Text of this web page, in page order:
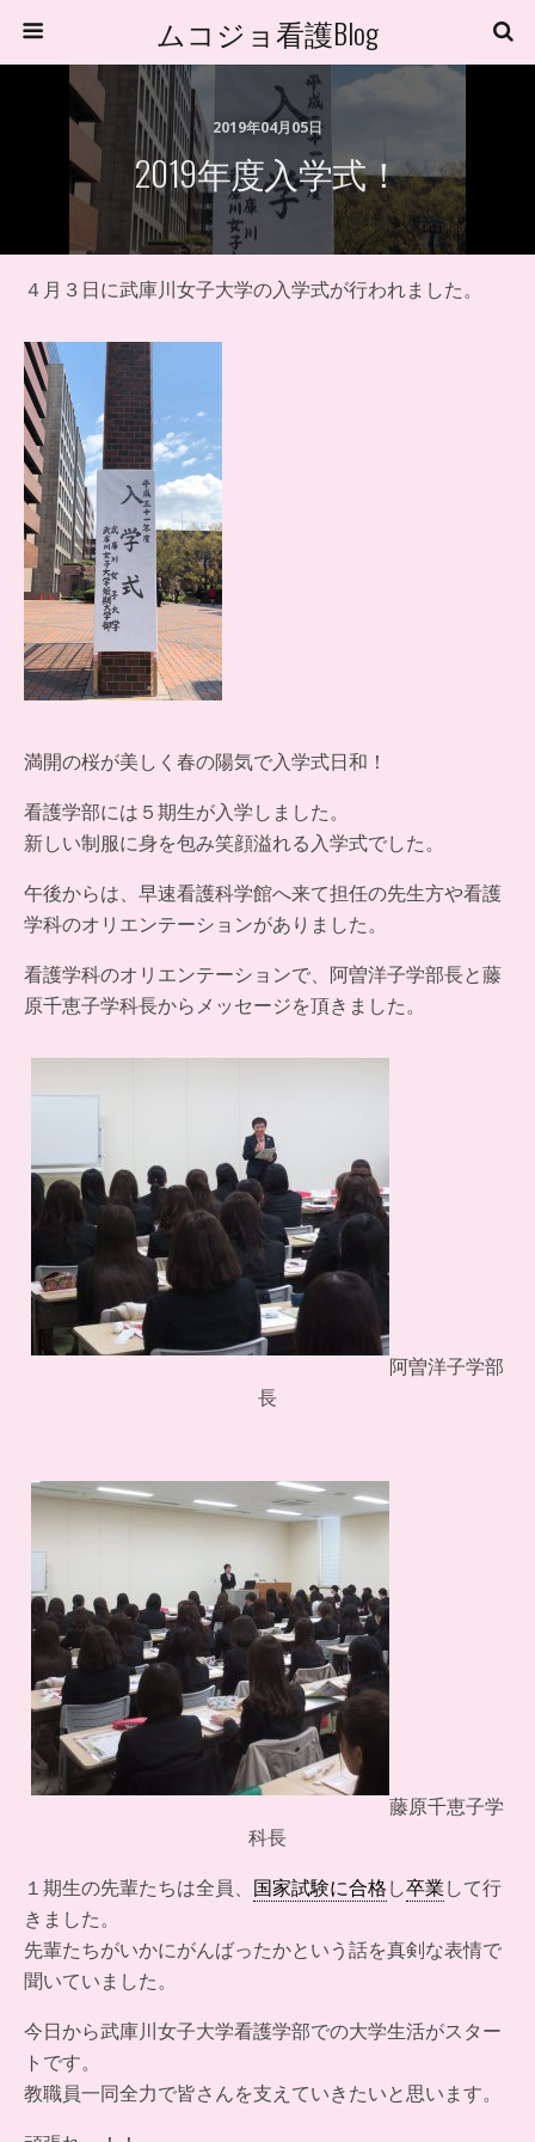
ムコジョ看護Blog
2019年04月05日
2019年度入学式！
４月３日に武庫川女子大学の入学式が行われました。
満開の桜が美しく春の陽気で入学式日和！
看護学部には５期生が入学しました。
新しい制服に身を包み笑顔溢れる入学式でした。
午後からは、早速看護科学館へ来て担任の先生方や看護
学科のオリエンテーションがありました。
看護学科のオリエンテーションで、阿曽洋子学部長と藤
原千恵子学科長からメッセージを頂きました。
阿曽洋子学部
長
藤原千恵子学
科長
１期生の先輩たちは全員、 国家試験に合格し卒業して行
きました。
先輩たちがいかにがんばったかという話を真剣な表情で
聞いていました。
今日から武庫川女子大学看護学部での大学生活がスター
トです。
教職員一同全力で皆さんを支えていきたいと思います。